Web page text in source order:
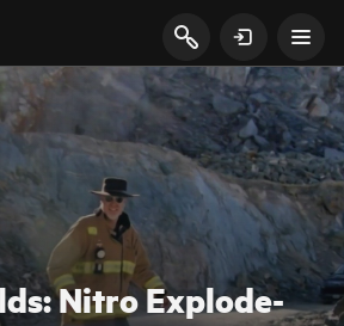
Nitro Explode-